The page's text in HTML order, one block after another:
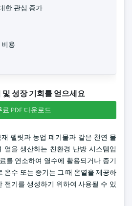
한 관심 증가
용
성장 기회를 얻으세요
료 PDF 다운로드
펠릿과 농업 폐기물과 같은 천연 물
열을 생산하는 친환경 난방 시스템입
를 연소하여 열수에 활용되거나 증기
온수 또는 증기는 그 때 온열을 제공하
전기를 생성하기 위하여 사용될 수 있